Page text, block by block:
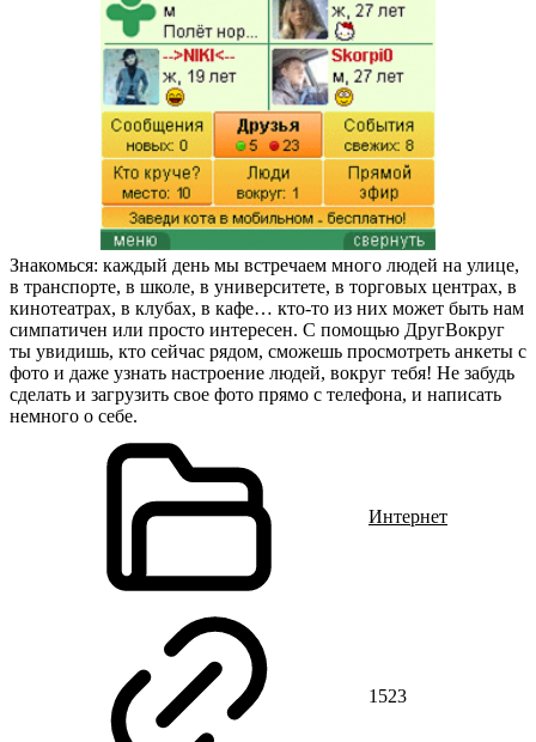
Знакомься: каждый день мы встречаем много людей на улице,
в транспорте, в школе, в университете, в торговых центрах, в
кинотеатрах, в клубах, в кафе… кто-то из них может быть нам
симпатичен или просто интересен. С помощью ДругВокруг
ты увидишь, кто сейчас рядом, сможешь просмотреть анкеты с
фото и даже узнать настроение людей, вокруг тебя! Не забудь
сделать и загрузить свое фото прямо с телефона, и написать
немного о себе.
Интернет
1523